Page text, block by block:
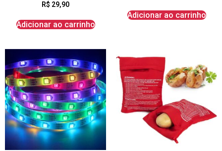
R$ 29,90
Adicionar ao carrinho
Adicionar ao carrinho